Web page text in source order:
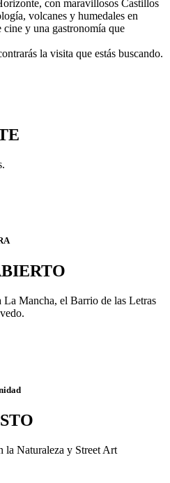
con maravillosos Castillos
volcanes y humedales en
y una gastronomía que
la visita que estás buscando.
La Mancha, el Barrio de las Letras
la Naturaleza y Street Art